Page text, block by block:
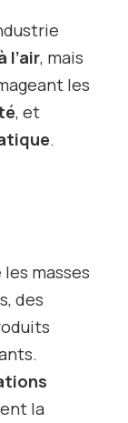
l’air, mais
les
, et
.
masses
des
la